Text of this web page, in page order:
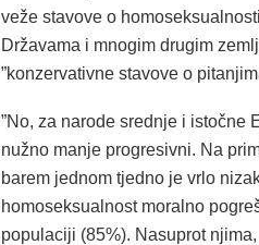
veže stavove o
Državama i mnogim drugim
”konzervativne stavove o
”No, za narode srednje i istočne
nužno manje progresivni. Na
barem jednom tjedno je vrlo
homoseksualnost moralno
populaciji (85%). Nasuprot